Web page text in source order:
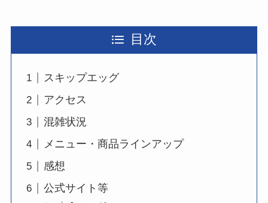
目次
スキップエッグ
アクセス
混雑状況
メニュー・商品ラインアップ
感想
公式サイト等